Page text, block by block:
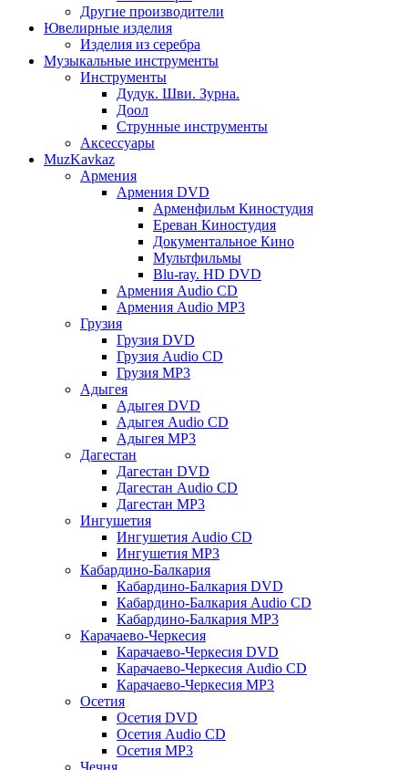
Другие производители
Ювелирные изделия
Изделия из серебра
Музыкальные инструменты
Инструменты
Дудук. Шви. Зурна.
Доол
Струнные инструменты
Аксессуары
MuzKavkaz
Армения
Армения DVD
Арменфильм Киностудия
Ереван Киностудия
Документальное Кино
Мультфильмы
Blu-ray. HD DVD
Армения Audio CD
Армения Audio MP3
Грузия
Грузия DVD
Грузия Audio CD
Грузия MP3
Адыгея
Адыгея DVD
Адыгея Audio CD
Адыгея MP3
Дагестан
Дагестан DVD
Дагестан Audio CD
Дагестан MP3
Ингушетия
Ингушетия Audio CD
Ингушетия MP3
Кабардино-Балкария
Кабардино-Балкария DVD
Кабардино-Балкария Audio CD
Кабардино-Балкария MP3
Карачаево-Черкесия
Карачаево-Черкесия DVD
Карачаево-Черкесия Audio CD
Карачаево-Черкесия MP3
Осетия
Осетия DVD
Осетия Audio CD
Осетия MP3
Чечня